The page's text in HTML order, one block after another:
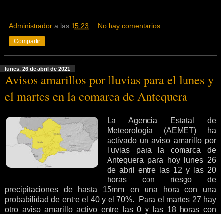
Administrador a las 15:23 No hay comentarios:
Compartir
lunes, 26 de abril de 2021
Avisos amarillos por lluvias para el lunes y
el martes en la comarca de Antequera
La Agencia Estatal de
Meteorología (AEMET) ha
activado un aviso amarillo por
lluvias para la comarca de
Antequera para hoy lunes 26
de abril entre las 12 y las 20
horas con riesgo de
precipitaciones de hasta 15mm en una hora con una
probabilidad de entre el 40 y el 70%. Para el martes 27 hay
otro aviso amarillo activo entre las 0 y las 18 horas con